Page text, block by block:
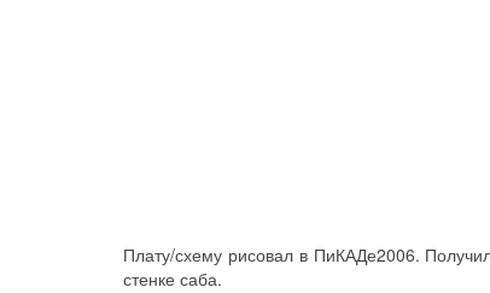
Плату/схему рисовал в ПиКАДе2006.
стенке саба.